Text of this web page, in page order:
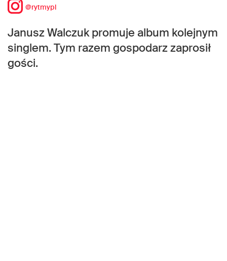
@rytmypl
Janusz Walczuk promuje album kolejnym
singlem. Tym razem gospodarz zaprosił
gości.